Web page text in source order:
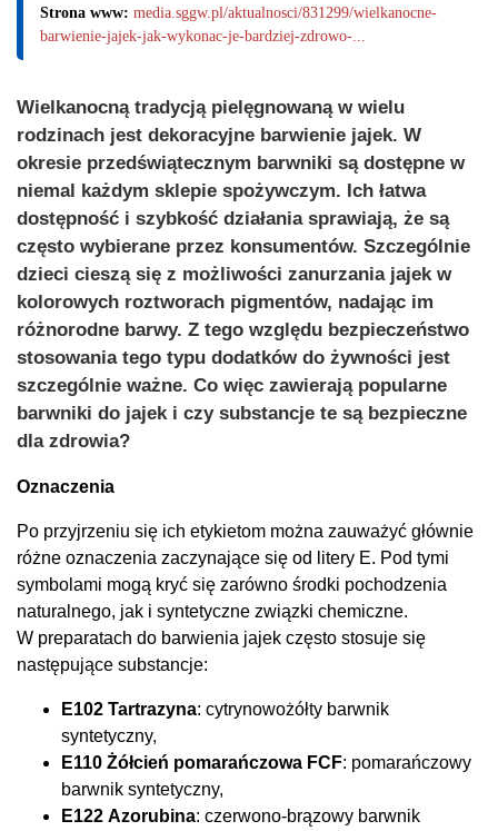
Strona www: media.sggw.pl/aktualnosci/831299/wielkanocne-
barwienie-jajek-jak-wykonac-je-bardziej-zdrowo-...
Wielkanocną tradycją pielęgnowaną w wielu
rodzinach jest dekoracyjne barwienie jajek. W
okresie przedświątecznym barwniki są dostępne w
niemal każdym sklepie spożywczym. Ich łatwa
dostępność i szybkość działania sprawiają, że są
często wybierane przez konsumentów. Szczególnie
dzieci cieszą się z możliwości zanurzania jajek w
kolorowych roztworach pigmentów, nadając im
różnorodne barwy. Z tego względu bezpieczeństwo
stosowania tego typu dodatków do żywności jest
szczególnie ważne. Co więc zawierają popularne
barwniki do jajek i czy substancje te są bezpieczne
dla zdrowia?
Oznaczenia
Po przyjrzeniu się ich etykietom można zauważyć głównie
różne oznaczenia zaczynające się od litery E. Pod tymi
symbolami mogą kryć się zarówno środki pochodzenia
naturalnego, jak i syntetyczne związki chemiczne.
W preparatach do barwienia jajek często stosuje się
następujące substancje:
E102 Tartrazyna: cytrynowożółty barwnik
syntetyczny,
E110 Żółcień pomarańczowa FCF: pomarańczowy
barwnik syntetyczny,
E122 Azorubina: czerwono-brązowy barwnik